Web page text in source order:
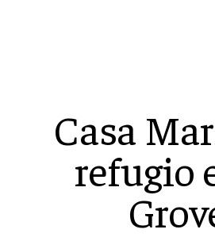
Casa
refugio